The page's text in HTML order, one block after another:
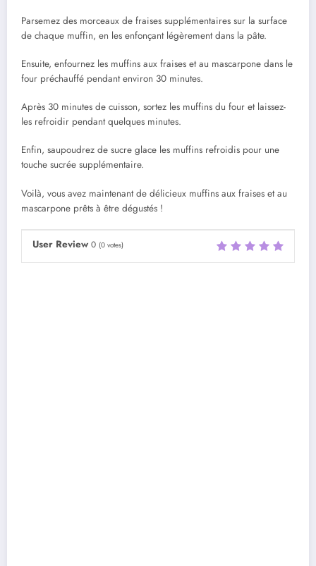
Parsemez des morceaux de fraises supplémentaires sur la surface
de chaque muffin, en les enfonçant légèrement dans la pâte.
Ensuite, enfournez les muffins aux fraises et au mascarpone dans le
four préchauffé pendant environ 30 minutes.
Après 30 minutes de cuisson, sortez les muffins du four et laissez-
les refroidir pendant quelques minutes.
Enfin, saupoudrez de sucre glace les muffins refroidis pour une
touche sucrée supplémentaire.
Voilà, vous avez maintenant de délicieux muffins aux fraises et au
mascarpone prêts à être dégustés !
User Review 0 (0 votes)